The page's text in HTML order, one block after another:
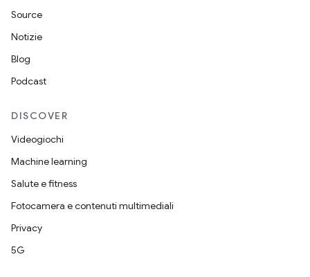
Source
Notizie
Blog
Podcast
DISCOVER
Videogiochi
Machine learning
Salute e fitness
Fotocamera e contenuti multimediali
Privacy
5G